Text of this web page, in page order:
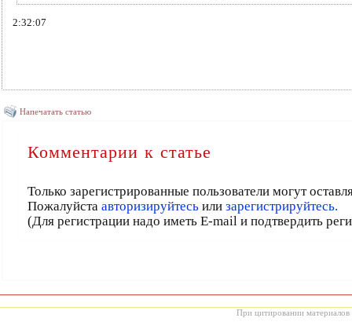
2:32:07
Напечатать статью
Комментарии к статье
Только зарегистрированные пользователи могут
Пожалуйста авторизируйтесьили зарегистрируйтесь.
(Для регистрации надо иметь E-mail и подтвердить
При цитировании материалов